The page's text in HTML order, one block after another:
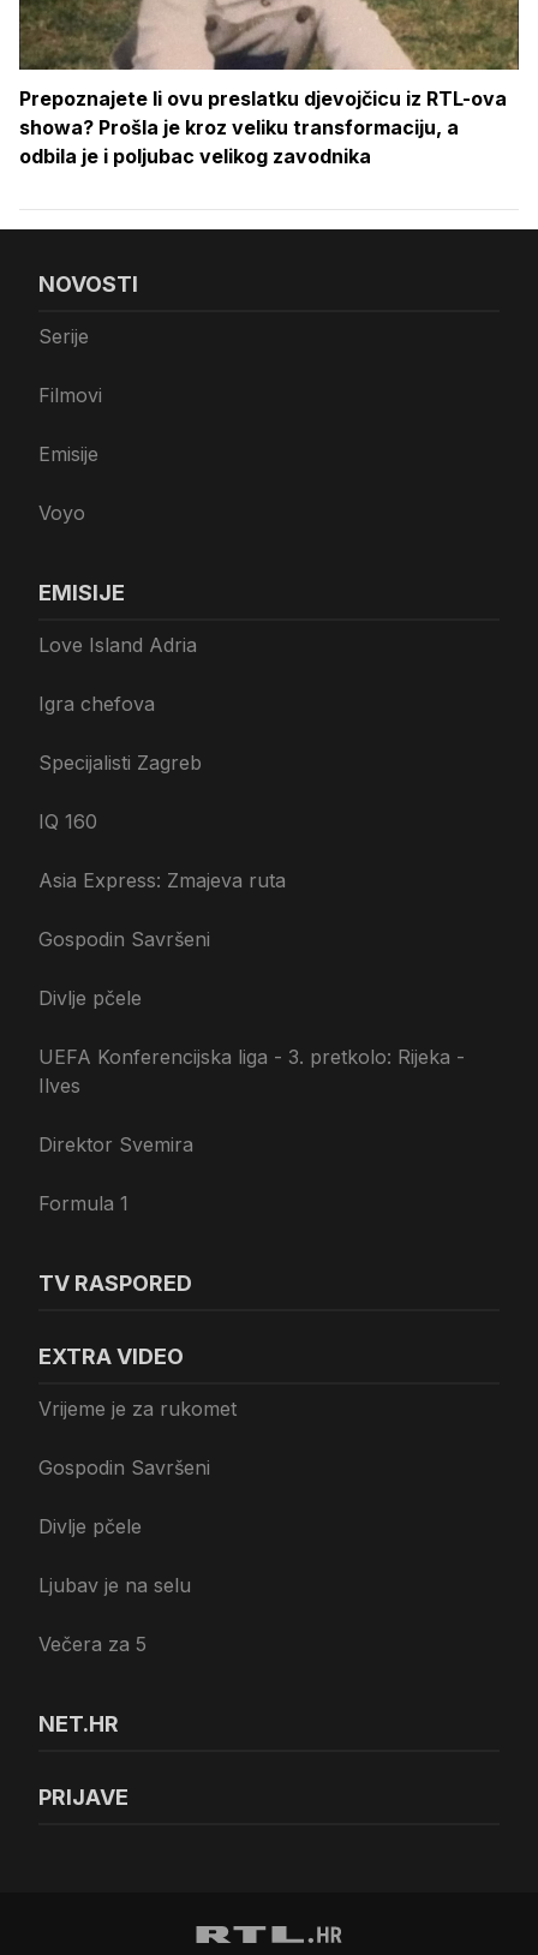
Prepoznajete li ovu preslatku djevojčicu iz RTL-ova
showa? Prošla je kroz veliku transformaciju, a
odbila je i poljubac velikog zavodnika
NOVOSTI
Serije
Filmovi
Emisije
Voyo
EMISIJE
Love Island Adria
Igra chefova
Specijalisti Zagreb
IQ 160
Asia Express: Zmajeva ruta
Gospodin Savršeni
Divlje pčele
UEFA Konferencijska liga - 3. pretkolo: Rijeka -
Ilves
Direktor Svemira
Formula 1
TV RASPORED
EXTRA VIDEO
Vrijeme je za rukomet
Gospodin Savršeni
Divlje pčele
Ljubav je na selu
Večera za 5
NET.HR
PRIJAVE